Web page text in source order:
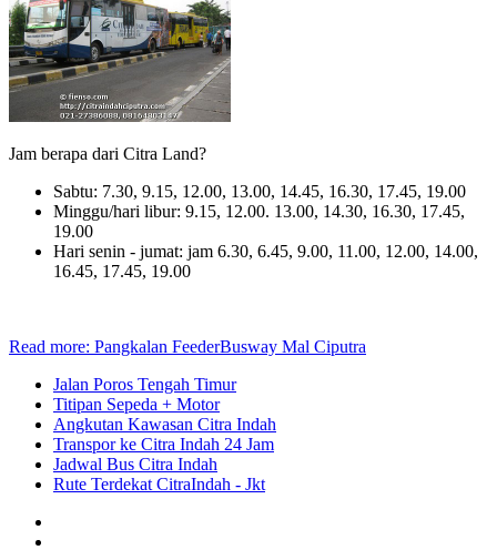
Jam berapa dari Citra Land?
Sabtu: 7.30, 9.15, 12.00, 13.00, 14.45, 16.30, 17.45, 19.00
Minggu/hari libur: 9.15, 12.00. 13.00, 14.30, 16.30, 17.45,
19.00
Hari senin - jumat: jam 6.30, 6.45, 9.00, 11.00, 12.00, 14.00,
16.45, 17.45, 19.00
Read more: Pangkalan FeederBusway Mal Ciputra
Jalan Poros Tengah Timur
Titipan Sepeda + Motor
Angkutan Kawasan Citra Indah
Transpor ke Citra Indah 24 Jam
Jadwal Bus Citra Indah
Rute Terdekat CitraIndah - Jkt